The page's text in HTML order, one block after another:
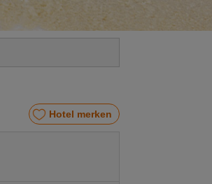
Hotel merken